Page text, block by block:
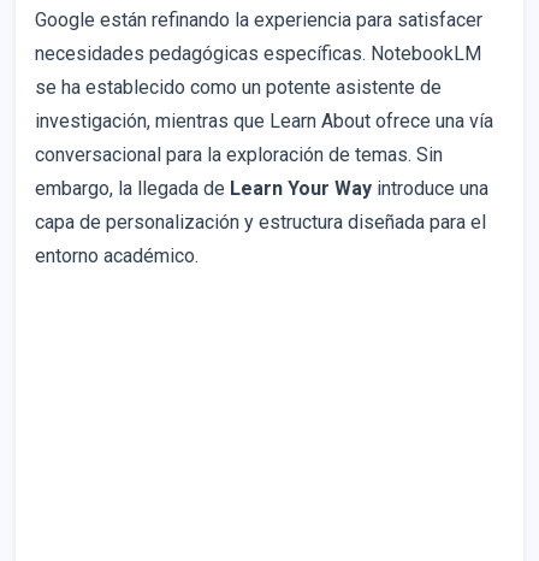
Google están refinando la experiencia para satisfacer
necesidades pedagógicas específicas. NotebookLM
se ha establecido como un potente asistente de
investigación, mientras que Learn About ofrece una vía
conversacional para la exploración de temas. Sin
embargo, la llegada de Learn Your Way introduce una
capa de personalización y estructura diseñada para el
entorno académico.